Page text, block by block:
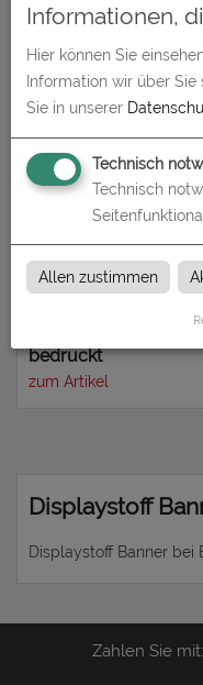
Produkte in
bedruckt
zum Artikel
Displaystoff
Displaystoff Banner bei
Zahlen Sie mit:
Informationen,
Hier können Sie
Information wir über Sie
Sie in unserer
Technisch
Technisch
Allen zustimmen